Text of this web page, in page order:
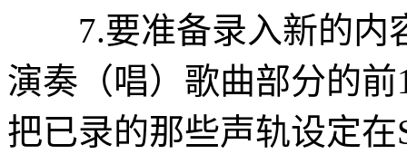
7.要准备录入新的内
演奏（唱）歌曲部分的
把已录的那些声轨设定